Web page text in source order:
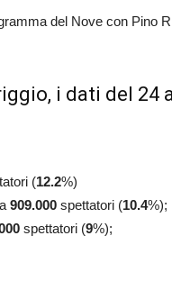
del Nove con Pino
i dati del 24
(12.2%)
909.000 spettatori (10.4%);
spettatori (9%);